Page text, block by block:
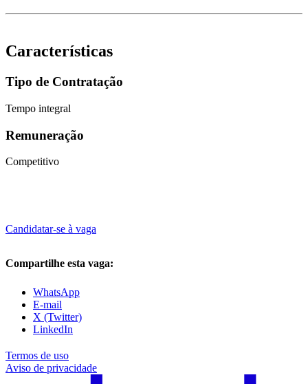
Características
Tipo de Contratação
Tempo integral
Remuneração
Competitivo
Candidatar-se à vaga
Compartilhe esta vaga:
WhatsApp
E-mail
X (Twitter)
LinkedIn
Termos de uso
Aviso de privacidade